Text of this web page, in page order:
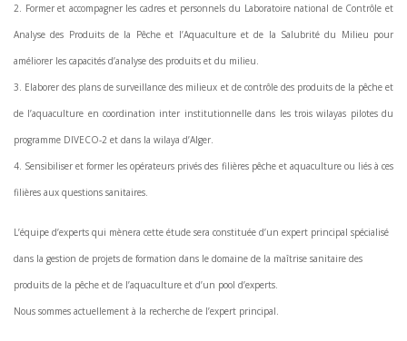
2. Former et accompagner les cadres et personnels du Laboratoire national de Contrôle et
Analyse des Produits de la Pêche et l’Aquaculture et de la Salubrité du Milieu pour
améliorer les capacités d’analyse des produits et du milieu.
3. Elaborer des plans de surveillance des milieux et de contrôle des produits de la pêche et
de l’aquaculture en coordination inter institutionnelle dans les trois wilayas pilotes du
programme DIVECO-2 et dans la wilaya d’Alger.
4. Sensibiliser et former les opérateurs privés des filières pêche et aquaculture ou liés à ces
filières aux questions sanitaires.
L’équipe d’experts qui mènera cette étude sera constituée d’un expert principal spécialisé
dans la gestion de projets de formation dans le domaine de la maîtrise sanitaire des
produits de la pêche et de l’aquaculture et d’un pool d’experts.
Nous sommes actuellement à la recherche de l’expert principal.